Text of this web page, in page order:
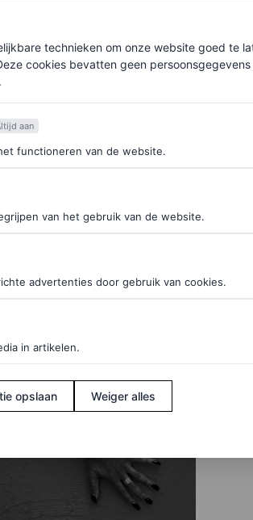
technieken om onze website goed te
cookies bevatten geen
aan
functioneren van de website.
van het gebruik van de website.
advertenties door gebruik van cookies.
in artikelen.
opslaan Weiger alles